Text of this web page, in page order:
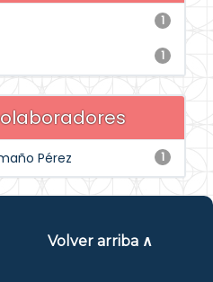
1
1
1
Pérez
Volver arriba ∧